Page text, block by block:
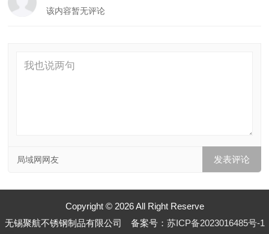
该内容暂无评论
局域网网友
Copyright © 2026 All Right Reserve
无锡聚航不锈钢制品有限公司 备案号： 苏ICP备2023016485号-1